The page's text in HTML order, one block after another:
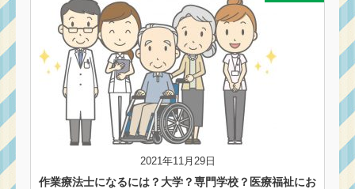
2021年11月29日
作業療法士になるには？大学？専門学校？医療福祉にお